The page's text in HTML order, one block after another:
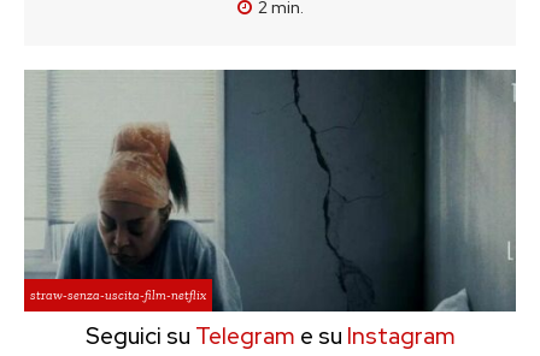
2min.
straw-senza-uscita-film-netflix
Seguici su Telegram e su Instagram